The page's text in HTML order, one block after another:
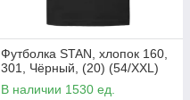
Футболка STAN, хлопок 160,
301, Чёрный, (20) (54/XXL)
В наличии 1530 ед.